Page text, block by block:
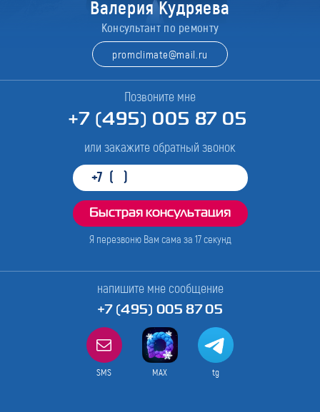
Валерия Кудряева
Консультант по ремонту
promclimate@mail.ru
Позвоните мне
+7 (495) 005 87 05
или закажите обратный звонок
Я перезвоню Вам сама за 17секунд
напишите мне сообщение
+7 (495) 005 87 05
SMS MAX tg